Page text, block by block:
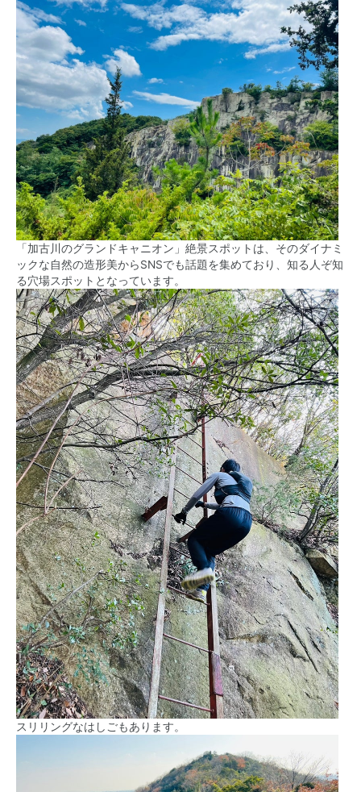
「加古川のグランドキャニオン」絶景スポットは、そのダイナミ
ックな自然の造形美からSNSでも話題を集めており、知る人ぞ知
る穴場スポットとなっています。
スリリングなはしごもあります。